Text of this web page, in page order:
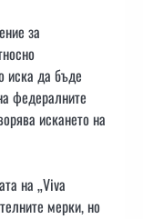
за
иска да бъде
федералните
искането на
на „Viva
мерки, но